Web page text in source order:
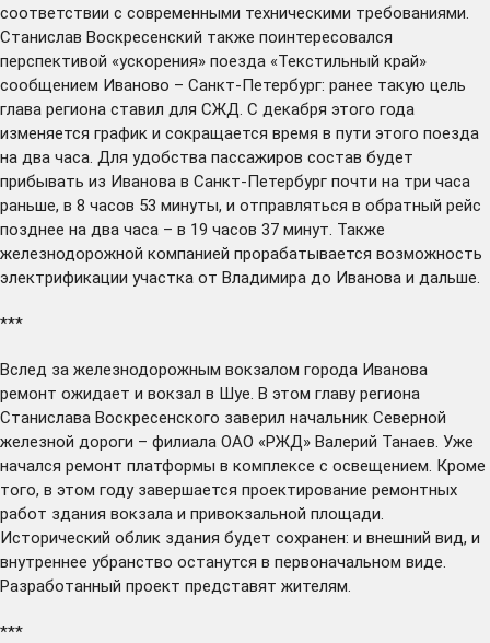
соответствии с современными техническими требованиями.
Станислав Воскресенский также поинтересовался
перспективой «ускорения» поезда «Текстильный край»
сообщением Иваново – Санкт-Петербург: ранее такую цель
глава региона ставил для СЖД. С декабря этого года
изменяется график и сокращается время в пути этого поезда
на два часа. Для удобства пассажиров состав будет
прибывать из Иванова в Санкт-Петербург почти на три часа
раньше, в 8 часов 53 минуты, и отправляться в обратный рейс
позднее на два часа – в 19 часов 37 минут. Также
железнодорожной компанией прорабатывается возможность
электрификации участка от Владимира до Иванова и дальше.
***
Вслед за железнодорожным вокзалом города Иванова
ремонт ожидает и вокзал в Шуе. В этом главу региона
Станислава Воскресенского заверил начальник Северной
железной дороги – филиала ОАО «РЖД» Валерий Танаев. Уже
начался ремонт платформы в комплексе с освещением. Кроме
того, в этом году завершается проектирование ремонтных
работ здания вокзала и привокзальной площади.
Исторический облик здания будет сохранен: и внешний вид, и
внутреннее убранство останутся в первоначальном виде.
Разработанный проект представят жителям.
***